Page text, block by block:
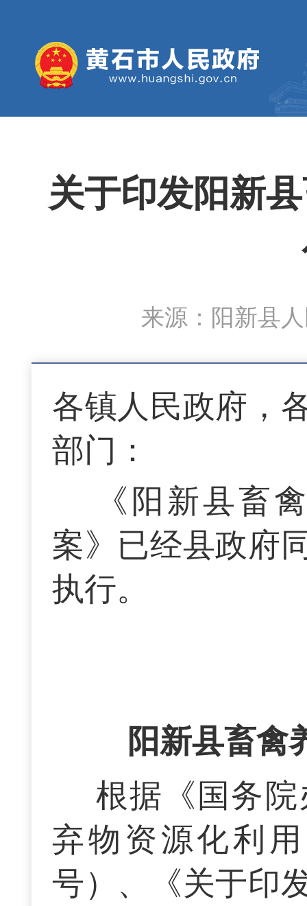
关于印发阳新
来源：阳新县
各镇人民政府，
部门：
《阳新县畜
案》已经县政府
执行。
阳新县畜禽
根据《国务
弃物资源化利
号）、《关于印